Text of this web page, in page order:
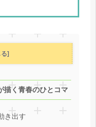
描く青春のひとコマ
き出す